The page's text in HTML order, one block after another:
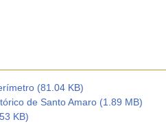
(81.04 KB)
de Santo Amaro (1.89 MB)
KB)